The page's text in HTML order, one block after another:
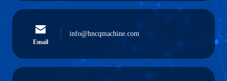
Email
info@hncqmachine.com